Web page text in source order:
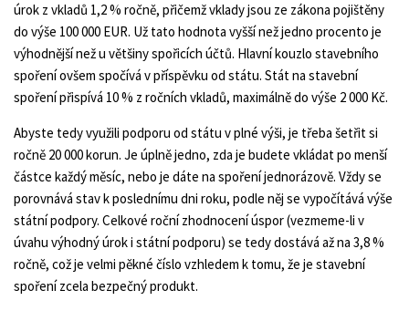
úrok z vkladů 1,2 % ročně, přičemž vklady jsou ze zákona pojištěny
do výše 100 000 EUR. Už tato hodnota vyšší než jedno procento je
výhodnější než u většiny spořicích účtů. Hlavní kouzlo stavebního
spoření ovšem spočívá v příspěvku od státu. Stát na stavební
spoření přispívá 10 % z ročních vkladů, maximálně do výše 2 000 Kč.
Abyste tedy využili podporu od státu v plné výši, je třeba šetřit si
ročně 20 000 korun. Je úplně jedno, zda je budete vkládat po menší
částce každý měsíc, nebo je dáte na spoření jednorázově. Vždy se
porovnává stav k poslednímu dni roku, podle něj se vypočítává výše
státní podpory. Celkové roční zhodnocení úspor (vezmeme-li v
úvahu výhodný úrok i státní podporu) se tedy dostává až na 3,8 %
ročně, což je velmi pěkné číslo vzhledem k tomu, že je stavební
spoření zcela bezpečný produkt.